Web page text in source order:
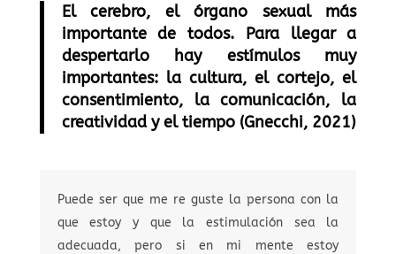
El cerebro, el órgano sexual más
importante de todos. Para llegar a
despertarlo hay estímulos muy
importantes: la cultura, el cortejo, el
consentimiento, la comunicación, la
creatividad y el tiempo (Gnecchi, 2021)
Puede ser que me re guste la persona con la
que estoy y que la estimulación sea la
adecuada, pero si en mi mente estoy